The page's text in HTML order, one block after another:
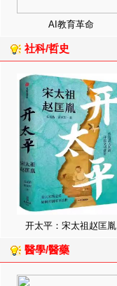
AI教育革命
社科/哲史
开太平：宋太祖赵匡胤
醫學/醫藥